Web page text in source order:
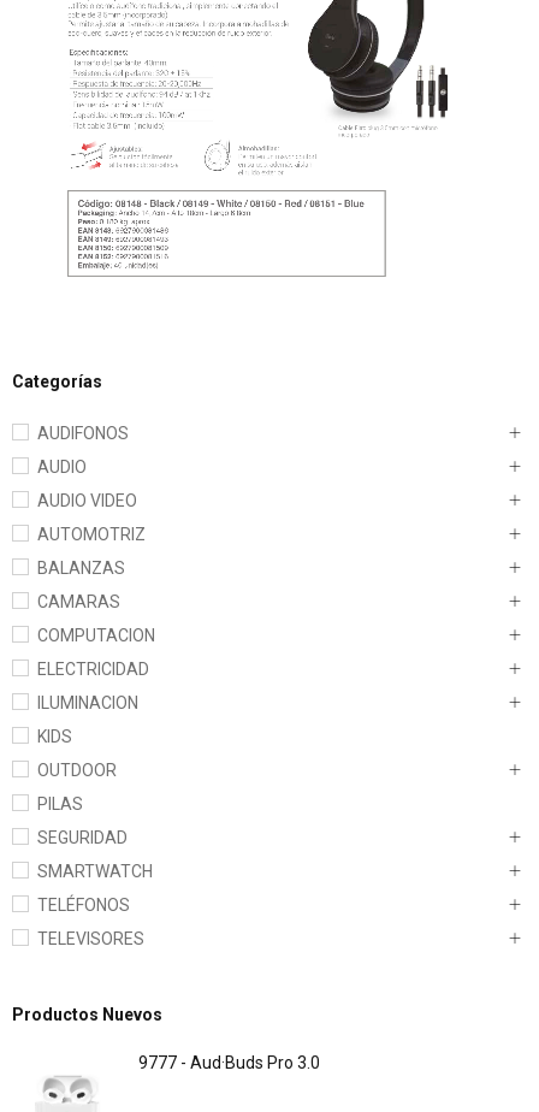
Categorías
AUDIFONOS
AUDIO
AUDIO VIDEO
AUTOMOTRIZ
BALANZAS
CAMARAS
COMPUTACION
ELECTRICIDAD
ILUMINACION
KIDS
OUTDOOR
PILAS
SEGURIDAD
SMARTWATCH
TELÉFONOS
TELEVISORES
Productos Nuevos
9777 - Aud·Buds Pro 3.0